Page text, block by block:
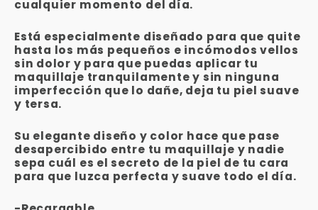
cualquier momento del día.
Está especialmente diseñado para que quite
hasta los más pequeños e incómodos vellos
sin dolor y para que puedas aplicar tu
maquillaje tranquilamente y sin ninguna
imperfección que lo dañe, deja tu piel suave
y tersa.
Su elegante diseño y color hace que pase
desapercibido entre tu maquillaje y nadie
sepa cuál es el secreto de la piel de tu cara
para que luzca perfecta y suave todo el día.